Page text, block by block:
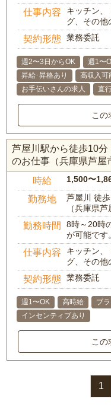
仕事内容
キッチン、
グ、その他
契約形態 業務委託
週2〜3日からOK 週1〜
昇給･昇格あり
高収入可
お手伝いさんの求人
直
この
芦屋川駅から徒歩10
のお仕事（兵庫県芦屋
時給 1,500〜
勤務地
芦屋川 徒
（兵庫県芦
勤務時間
8時～20時
が可能です
仕事内容
キッチン、
グ、その他
契約形態 業務委託
週1〜OK 高時給 ブ
インセンティブあり
この
1